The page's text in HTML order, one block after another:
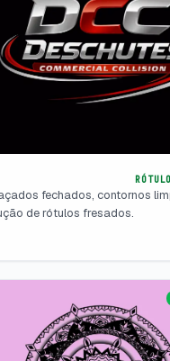
fechados, contornos
de rótulos fresados.